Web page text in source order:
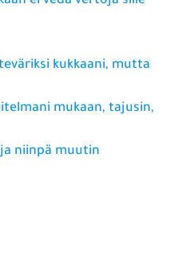
kukkaani, mutta
mukaan, tajusin,
niinpä muutin